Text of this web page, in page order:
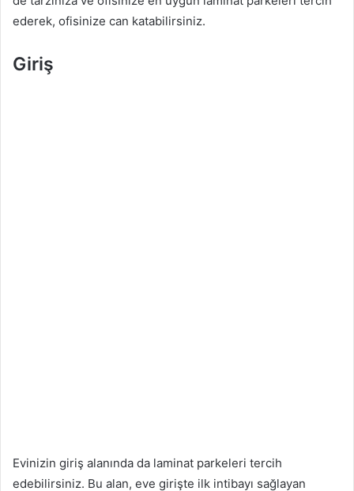
ederek, ofisinize can katabilirsiniz.
Giriş
Evinizin giriş alanında da laminat parkeleri tercih
edebilirsiniz. Bu alan, eve girişte ilk intibayı sağlayan